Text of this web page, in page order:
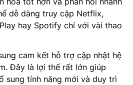
dễ dàng truy cập Netflix,
hay Spotify chỉ với vài thao
cam kết hỗ trợ cập nhật hệ
Đây là lợi thế rất lớn giúp
sung tính năng mới và duy trì